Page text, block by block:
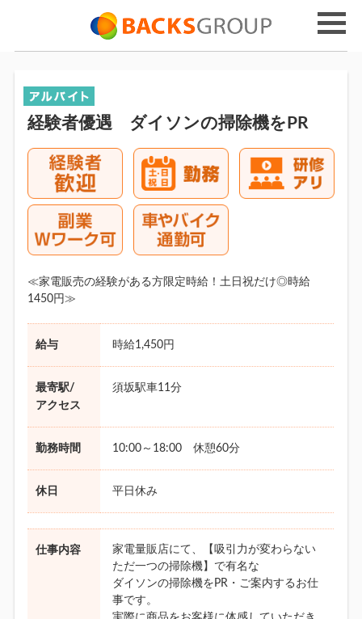
経験者優遇 ダイソンの掃除機をPR
≪家電販売の経験がある方限定時給！土日祝だけ◎時給
1450円≫
給与 時給1,450円
最寄駅/
アクセス
須坂駅車11分
勤務時間 10:00～18:00 休憩60分
休日 平日休み
仕事内容
家電量販店にて、【吸引力が変わらない
ただ一つの掃除機】で有名な
ダイソンの掃除機をPR・ご案内するお仕
事です。